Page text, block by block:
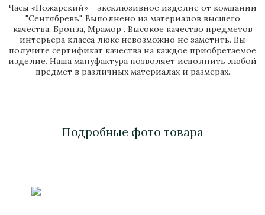
Часы «Пожарский» - эксклюзивное изделие от компании
"Сентябревъ". Выполнено из материалов высшего
качества: Бронза, Мрамор . Высокое качество предметов
интерьера класса люкс невозможно не заметить. Вы
получите сертификат качества на каждое приобретаемое
изделие. Наша мануфактура позволяет исполнить любой
предмет в различных материалах и размерах.
Подробные фото товара